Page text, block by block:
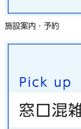
施設案内・予約